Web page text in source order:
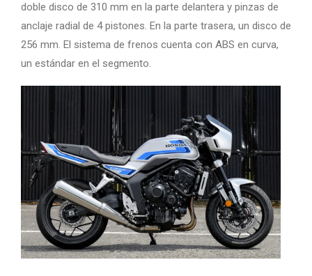
doble disco de 310 mm en la parte delantera y pinzas de
anclaje radial de 4 pistones. En la parte trasera, un disco de
256 mm. El sistema de frenos cuenta con ABS en curva,
un estándar en el segmento.